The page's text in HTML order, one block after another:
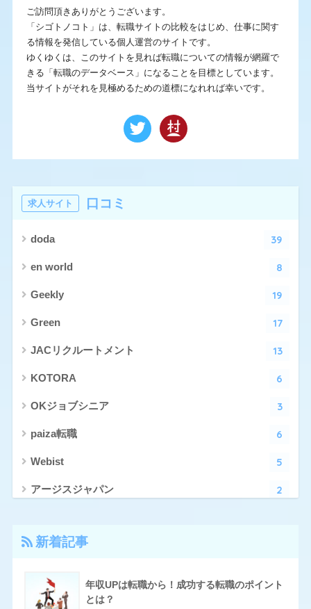
ご訪問頂きありがとうございます。
「シゴトノコト」は、転職サイトの比較をはじめ、仕事に関す
る情報を発信している個人運営のサイトです。
ゆくゆくは、このサイトを見れば転職についての情報が網羅で
きる「転職のデータベース」になることを目標としています。
当サイトがそれを見極めるための道標になれれば幸いです。
求人サイト 口コミ
doda 39
en world 8
Geekly 19
Green 17
JACリクルートメント 13
KOTORA 6
OKジョブシニア 3
paiza転職 6
Webist 5
アージスジャパン 2
エン転職
とらばーゆ
新着記事
年収UPは転職から！成功する転職のポイント
とは？